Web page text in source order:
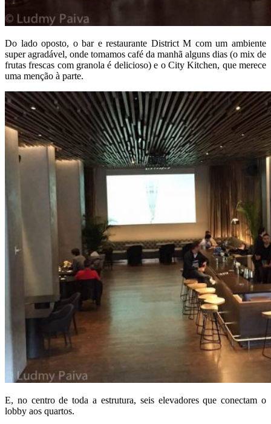
Do lado oposto, o bar e restaurante District M com um ambiente
super agradável, onde tomamos café da manhã alguns dias (o mix de
frutas frescas com granola é delicioso) e o City Kitchen, que merece
uma menção à parte.
E, no centro de toda a estrutura, seis elevadores que conectam o
lobby aos quartos.